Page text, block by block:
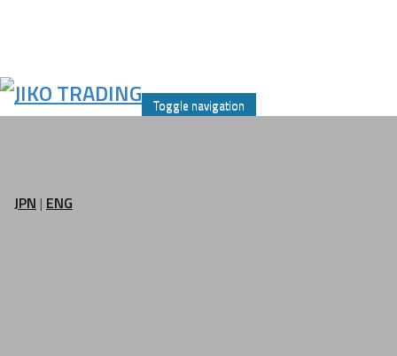
Skip
content
Toggle navigation
JPN | ENG